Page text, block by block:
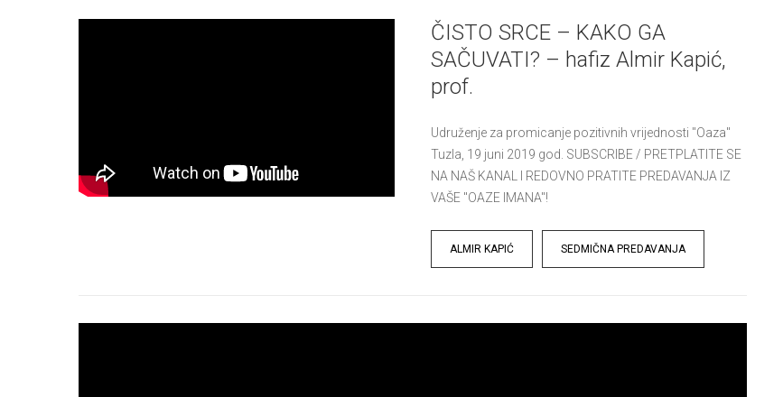
ČISTO SRCE – KAKO GA
SAČUVATI? – hafiz Almir Kapić,
prof.
Udruženje za promicanje pozitivnih vrijednosti "Oaza"
Tuzla, 19 juni 2019 god. SUBSCRIBE / PRETPLATITE SE
NA NAŠ KANAL I REDOVNO PRATITE PREDAVANJA IZ
VAŠE "OAZE IMANA"!
Tags
ALMIR KAPIĆ SEDMIČNA PREDAVANJA